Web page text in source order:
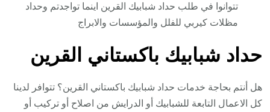
تتوانوا في طلب حداد شبابيك القرين اينما تواجدتم وحداد
مظلات كيربي للفلل والمؤسسات والابراج
حداد شبابيك باكستاني القرين
هل أنتم بحاجة خدمات حداد شبابيك باكستاني القرين؟ تتوافر لدينا
كل الاعمال التابعة للشبابيك أو الدرايش من اصلاح أو تركيب أو